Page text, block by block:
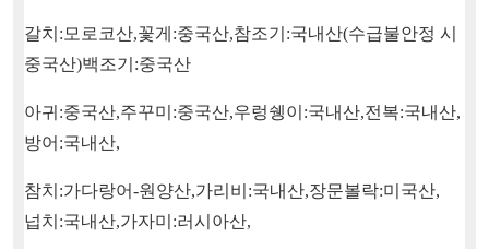
갈치 : 모로코산,꽃게 :중국산,참조기 :국내산(수급불안정 시
중국산)백조기 :중국산
아귀 :중국산,주꾸미 :중국산,우렁쉥이 :국내산,전복:국내산,
방어 :국내산,
참치 :가다랑어-원양산,가리비 :국내산,장문볼락:미국산,
넙치 :국내산,가자미 :러시아산,